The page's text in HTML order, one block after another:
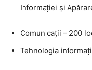
Informației și
Comunicații – 200
Tehnologia